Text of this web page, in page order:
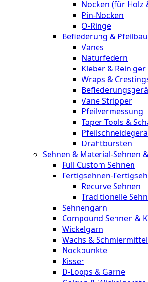
Nocken (für Holz
Pin-Nocken
O-Ringe
Befiederung & Pfeilbau
Vanes
Naturfedern
Kleber & Reiniger
Wraps &
Vane Stripper
Pfeilvermessung
Taper Tools &
Drahtbürsten
Sehnen & Material-Sehnen
Full Custom Sehnen
Fertigsehnen-
Recurve Sehnen
Traditionelle
Sehnengarn
Compound Sehnen &
Wickelgarn
Wachs & Schmiermittel
Nockpunkte
Kisser
D-Loops & Garne